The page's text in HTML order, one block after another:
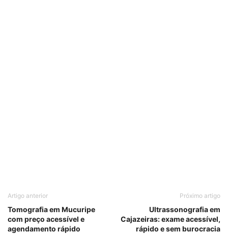
Artigo anterior
Tomografia em Mucuripe
com preço acessível e
agendamento rápido
Próximo artigo
Ultrassonografia em
Cajazeiras: exame acessível,
rápido e sem burocracia